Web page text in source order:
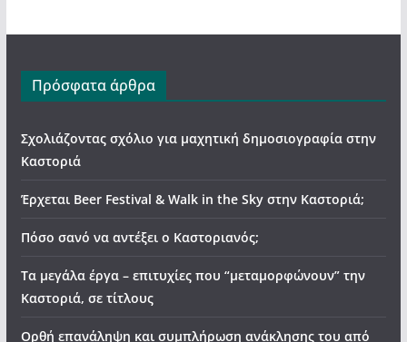
Πρόσφατα άρθρα
Σχολιάζοντας σχόλιο για μαχητική δημοσιογραφία στην
Καστοριά
Έρχεται Beer Festival & Walk in the Sky στην Καστοριά;
Πόσο σανό να αντέξει ο Καστοριανός;
Τα μεγάλα έργα – επιτυχίες που “μεταμορφώνουν” την
Καστοριά, σε τίτλους
Ορθή επανάληψη και συμπλήρωση ανάκλησης του από